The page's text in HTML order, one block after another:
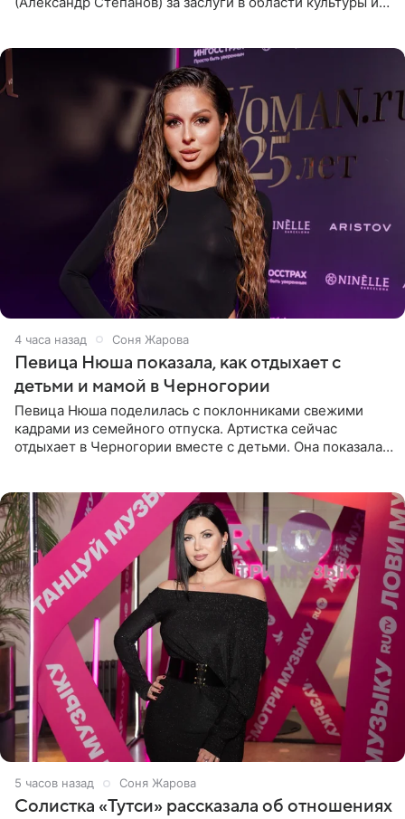
4 часа назад Соня Жарова
Певица Нюша показала, как отдыхает с
детьми и мамой в Черногории
Певица Нюша поделилась с поклонниками свежими
кадрами из семейного отпуска. Артистка сейчас
отдыхает в Черногории вместе с детьми. Она показала,
5 часов назад Соня Жарова
Солистка «Тутси» рассказала об отношениях